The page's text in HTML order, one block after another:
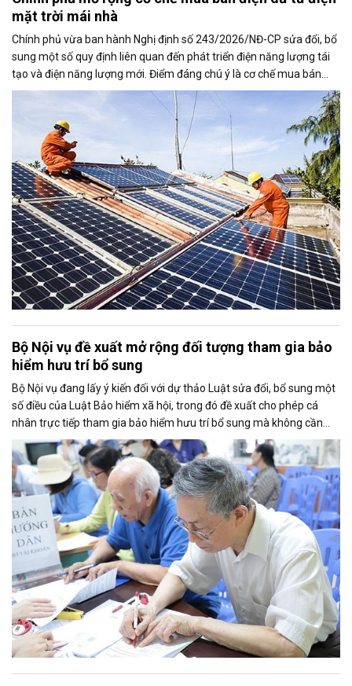
mặt trời mái nhà
Chính phủ vừa ban hành Nghị định số 243/2026/NĐ-CP sửa đổi, bổ
sung một số quy định liên quan đến phát triển điện năng lượng tái
tạo và điện năng lượng mới. Điểm đáng chú ý là cơ chế mua bán
điện dư từ các hệ thống điện mặt trời mái nhà được mở rộng, trong
đó nâng tỷ lệ sản lượng điện dư được phép giao dịch từ 20% lên tối
đa 50%, tạo thêm động lực cho người dân và doanh nghiệp đầu tư
vào nguồn điện sạch.
Bộ Nội vụ đề xuất mở rộng đối tượng tham gia bảo
hiểm hưu trí bổ sung
Bộ Nội vụ đang lấy ý kiến đối với dự thảo Luật sửa đổi, bổ sung một
số điều của Luật Bảo hiểm xã hội, trong đó đề xuất cho phép cá
nhân trực tiếp tham gia bảo hiểm hưu trí bổ sung mà không cần
thông qua người sử dụng lao động. Dự thảo cũng điều chỉnh cách
tính thời gian đóng bảo hiểm xã hội nhằm bảo đảm quyền lợi cho
người tham gia.